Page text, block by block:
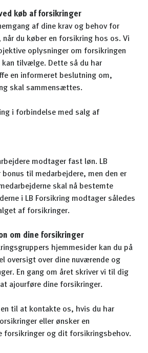
køb af forsikringer
af dine krav og behov for
du køber en forsikring hos os. Vi
oplysninger om forsikringen
tilvælge. Dette så du har
en informeret beslutning om,
skal sammensættes.
i forbindelse med salg af
modtager fast løn. LB
bonus til medarbejdere, men den er
skal nå bestemte
i LB Forsikring modtager således
af forsikringer.
om dine forsikringer
hjemmesider kan du på
oversigt over dine nuværende og
En gang om året skriver vi til dig
ajourføre dine forsikringer.
til at kontakte os, hvis du har
eller ønsker en
forsikringer og dit forsikringsbehov.